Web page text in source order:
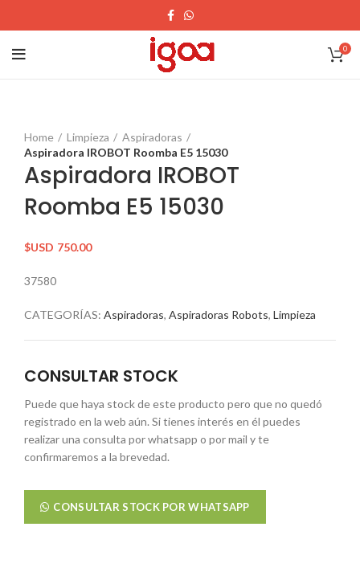
0
Home Limpieza
Aspiradoras
Aspiradora IROBOT Roomba E5 15030
Aspiradora IROBOT
Roomba E5 15030
$USD 750.00
37580
CATEGORÍAS: Aspiradoras, Aspiradoras Robots, Limpieza
CONSULTAR STOCK
Puede que haya stock de este producto pero que no quedó
registrado en la web aún. Si tienes interés en él puedes
realizar una consulta por whatsapp o por mail y te
confirmaremos a la brevedad.
CONSULTAR STOCK POR WHATSAPP